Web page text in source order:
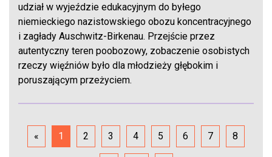
udział w wyjeździe edukacyjnym do byłego
niemieckiego nazistowskiego obozu koncentracyjnego
i zagłady Auschwitz-Birkenau. Przejście przez
autentyczny teren poobozowy, zobaczenie osobistych
rzeczy więźniów było dla młodzieży głębokim i
poruszającym przeżyciem.
« 1 2 3 4 5 6 7 8